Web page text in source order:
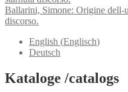
Ballarini, Simone: Origine dell-
discorso.
English (Englisch)
Deutsch
Kataloge /catalogs